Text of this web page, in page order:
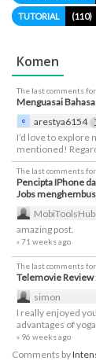
TUTORIAL (110)
Komen
The last comments for
Menguasai
arestya6154
I’d love to explore
mentioned!
The last comments for
Pencipta IPhone
Jobs
MobiToolsHub
amazing post.
» 71 weeks ago
The last comments for
Telemovie Review
simon
I really enjoyed
advantages of
» 96 weeks ago
Comments by